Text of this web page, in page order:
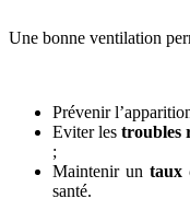
Une bonne ventilation
Prévenir
Eviter les troubles
;
Maintenir un taux
santé.